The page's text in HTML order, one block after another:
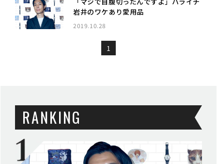
岩井のワケあり愛用品
2019.10.28
1
RANKING